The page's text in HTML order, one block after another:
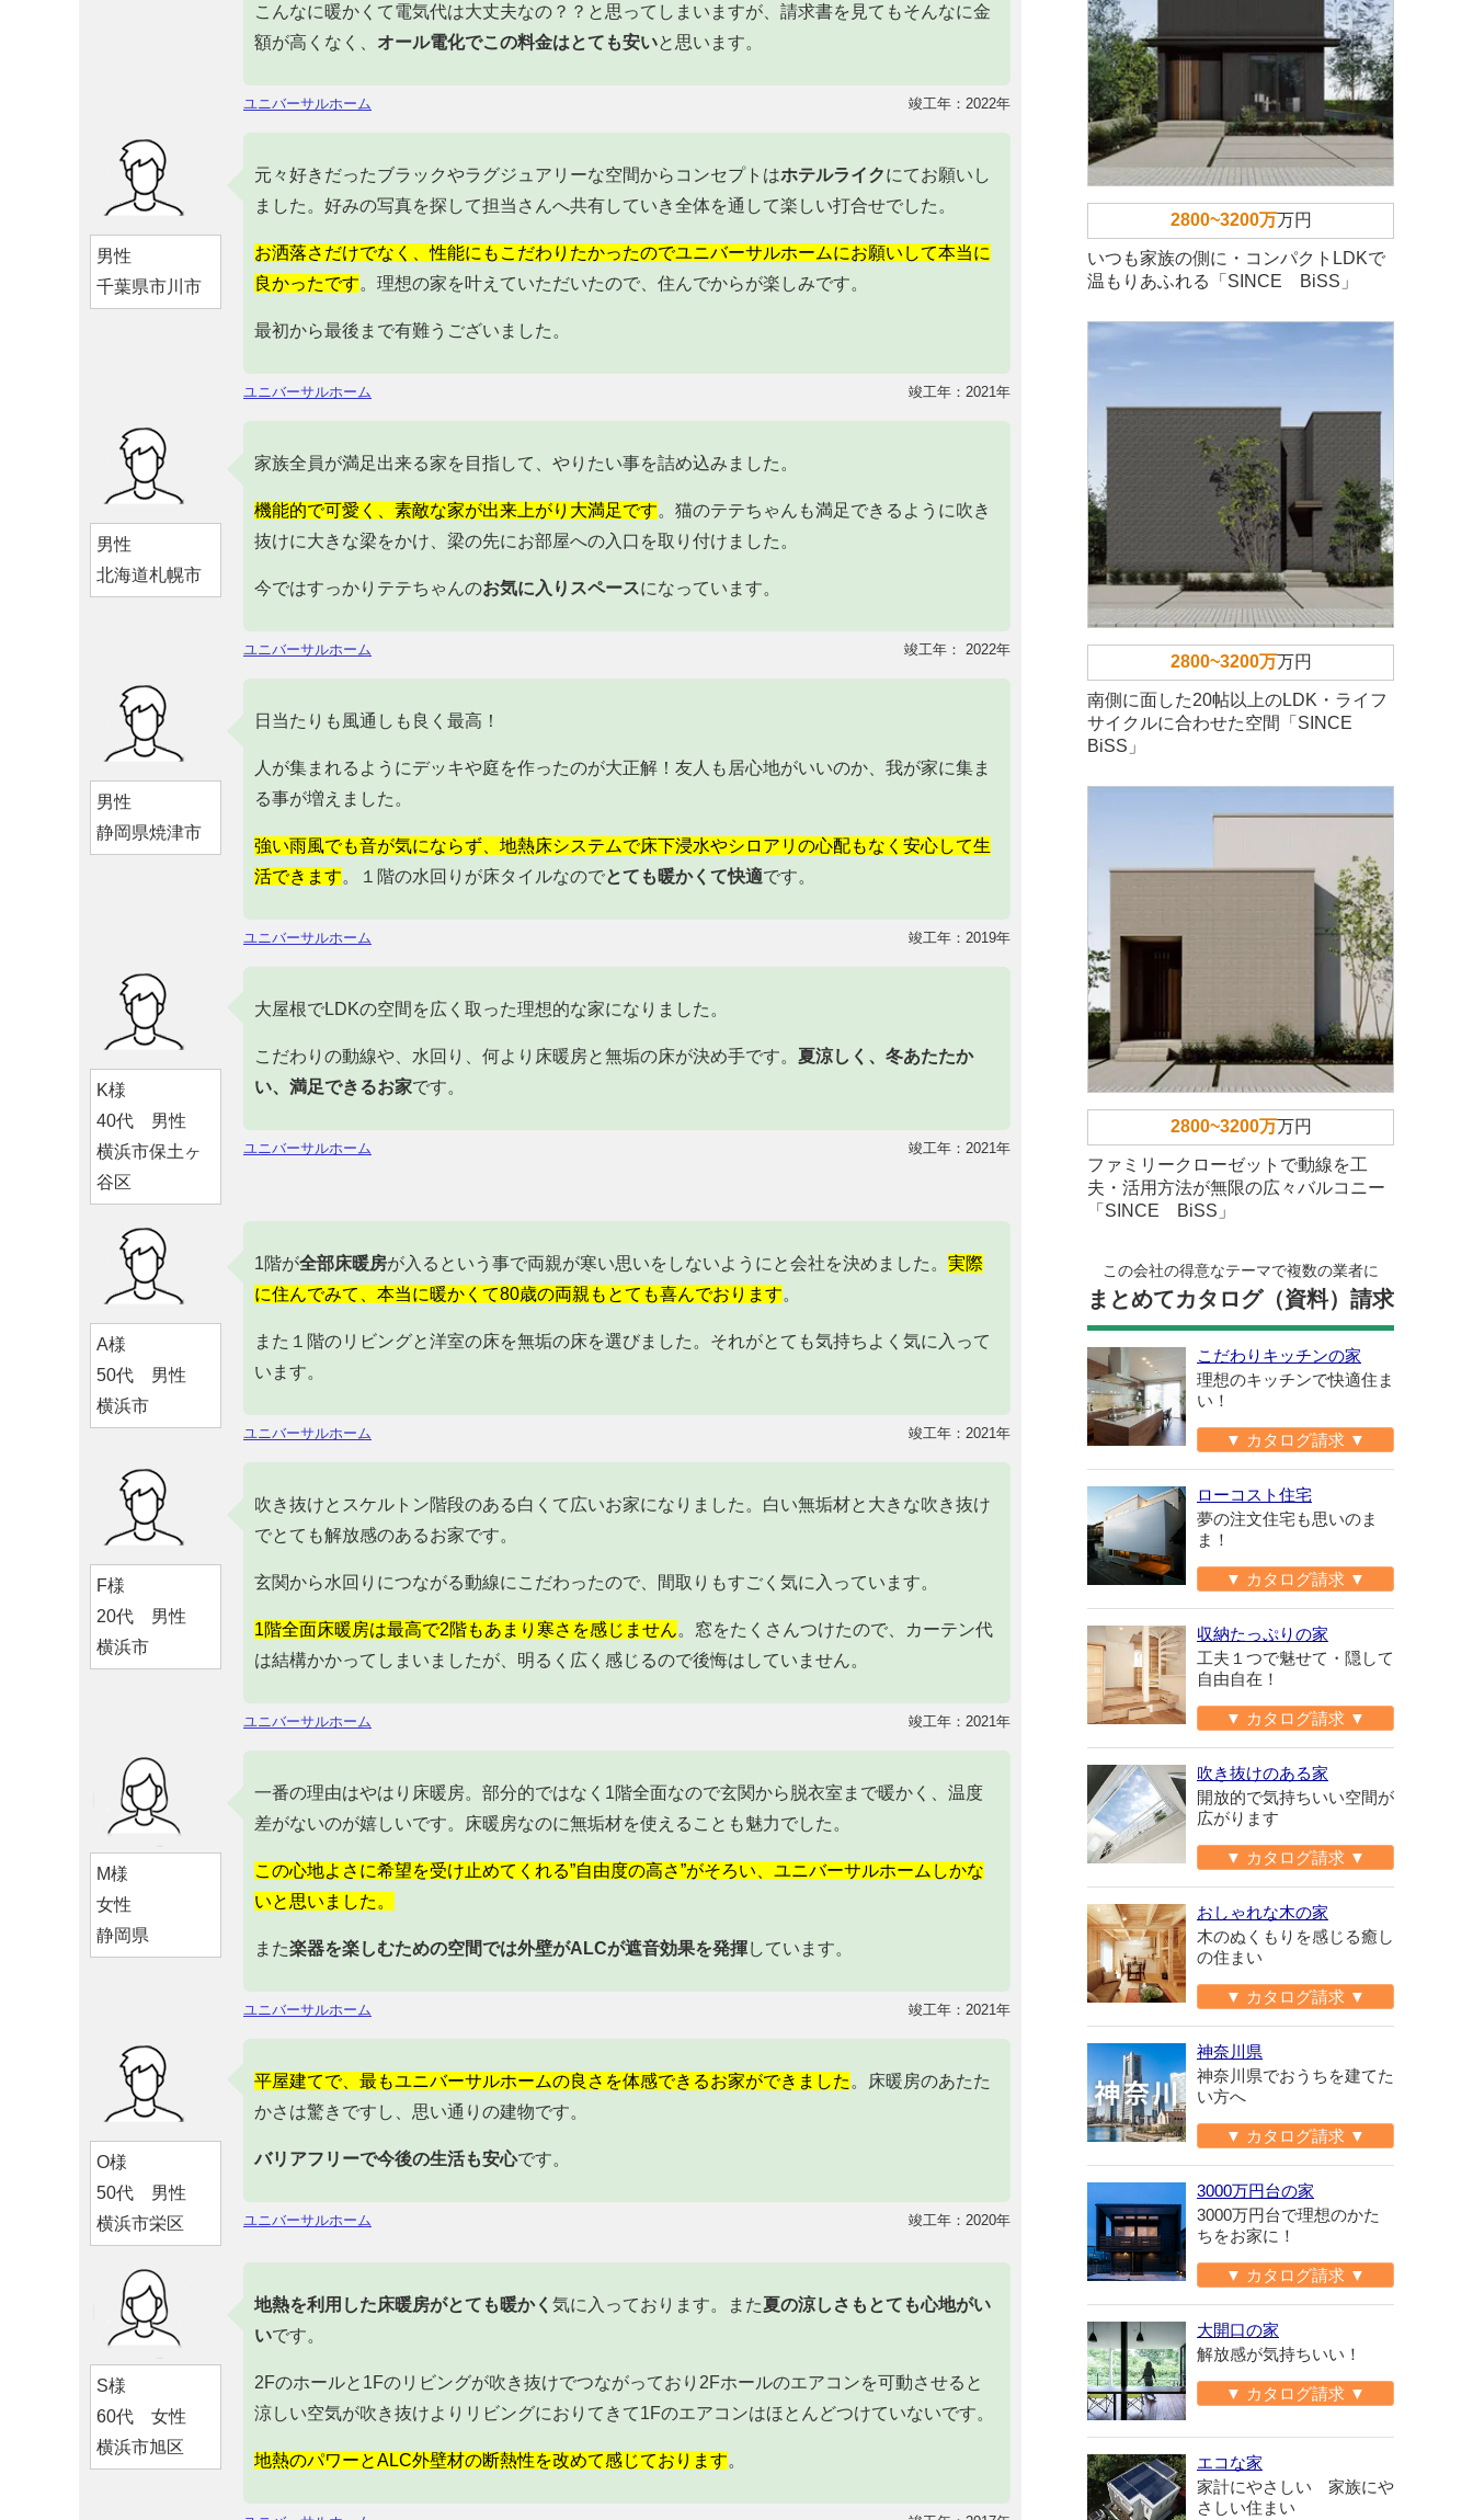
こんなに暖かくて電気代は大丈夫なの？？と思ってしまいますが、請求書を見てもそんなに金
額が高くなく、 オール電化でこの料金はとても安いと思います。
ユニバーサルホーム 竣工年：2022年
男性
千葉県市川市
元々好きだったブラックやラグジュアリーな空間からコンセプトはホテルライクにてお願いし
ました。好みの写真を探して担当さんへ共有していき全体を通して楽しい打合せでした。
お洒落さだけでなく、性能にもこだわりたかったのでユニバーサルホームにお願いして本当に
良かったです。理想の家を叶えていただいたので、住んでからが楽しみです。
最初から最後まで有難うございました。
ユニバーサルホーム 竣工年：2021年
男性
北海道札幌市
家族全員が満足出来る家を目指して、やりたい事を詰め込みました。
機能的で可愛く、素敵な家が出来上がり大満足です。猫のテテちゃんも満足できるように吹き
抜けに大きな梁をかけ、梁の先にお部屋への入口を取り付けました。
今ではすっかりテテちゃんのお気に入りスペースになっています。
ユニバーサルホーム 竣工年： 2022年
男性
静岡県焼津市
日当たりも風通しも良く最高！
人が集まれるようにデッキや庭を作ったのが大正解！友人も居心地がいいのか、我が家に集ま
る事が増えました。
強い雨風でも音が気にならず、地熱床システムで床下浸水やシロアリの心配もなく安心して生
活できます。１階の水回りが床タイルなのでとても暖かくて快適です。
ユニバーサルホーム 竣工年：2019年
K様
40代 男性
横浜市保土ヶ
谷区
大屋根でLDKの空間を広く取った理想的な家になりました。
こだわりの動線や、水回り、何より床暖房と無垢の床が決め手です。 夏涼しく、冬あたたか
い、満足できるお家です。
ユニバーサルホーム 竣工年：2021年
A様
50代 男性
横浜市
1階が全部床暖房が入るという事で両親が寒い思いをしないようにと会社を決めました。 実際
に住んでみて、本当に暖かくて80歳の両親もとても喜んでおります。
また１階のリビングと洋室の床を無垢の床を選びました。それがとても気持ちよく気に入って
います。
ユニバーサルホーム 竣工年：2021年
F様
20代 男性
横浜市
吹き抜けとスケルトン階段のある白くて広いお家になりました。白い無垢材と大きな吹き抜け
でとても解放感のあるお家です。
玄関から水回りにつながる動線にこだわったので、間取りもすごく気に入っています。
1階全面床暖房は最高で2階もあまり寒さを感じません。窓をたくさんつけたので、カーテン代
は結構かかってしまいましたが、明るく広く感じるので後悔はしていません。
ユニバーサルホーム 竣工年：2021年
M様
女性
静岡県
一番の理由はやはり床暖房。部分的ではなく1階全面なので玄関から脱衣室まで暖かく、温度
差がないのが嬉しいです。床暖房なのに無垢材を使えることも魅力でした。
この心地よさに希望を受け止めてくれる”自由度の高さ”がそろい、ユニバーサルホームしかな
いと思いました。
また楽器を楽しむための空間では外壁がALCが遮音効果を発揮しています。
ユニバーサルホーム 竣工年：2021年
O様
50代 男性
横浜市栄区
平屋建てで、最もユニバーサルホームの良さを体感できるお家ができました 。床暖房のあたた
かさは驚きですし、思い通りの建物です。
バリアフリーで今後の生活も安心です。
ユニバーサルホーム 竣工年：2020年
S様
60代 女性
横浜市旭区
地熱を利用した床暖房がとても暖かく 気に入っております。また夏の涼しさもとても心地がい
いです。
2Fのホールと1Fのリビングが吹き抜けでつながっており2Fホールのエアコンを可動させると
涼しい空気が吹き抜けよりリビングにおりてきて1Fのエアコンはほとんどつけていないです。
地熱のパワーとALC外壁材の断熱性を改めて感じております。
2800~3200万万円
いつも家族の側に・コンパクトLDKで
温もりあふれる「SINCE BiSS」
2800~3200万万円
南側に面した20帖以上のLDK・ライフ
サイクルに合わせた空間「SINCE
BiSS」
2800~3200万万円
ファミリークローゼットで動線を工
夫・活用方法が無限の広々バルコニー
「SINCE BiSS」
この会社の得意なテーマで複数の業者に
まとめてカタログ（資料）請求
こだわりキッチンの家
理想のキッチンで快適住ま
い！
▼ カタログ請求 ▼
ローコスト住宅
夢の注文住宅も思いのま
ま！
▼ カタログ請求 ▼
収納たっぷりの家
工夫１つで魅せて・隠して
自由自在！
▼ カタログ請求 ▼
吹き抜けのある家
開放的で気持ちいい空間が
広がります
▼ カタログ請求 ▼
おしゃれな木の家
木のぬくもりを感じる癒し
の住まい
▼ カタログ請求 ▼
神奈川県
神奈川県でおうちを建てた
い方へ
▼ カタログ請求 ▼
3000万円台の家
3000万円台で理想のかた
ちをお家に！
▼ カタログ請求 ▼
大開口の家
解放感が気持ちいい！
▼ カタログ請求 ▼
エコな家
家計にやさしい 家族にや
さしい住まい